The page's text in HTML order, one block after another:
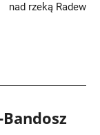
nad rzeką Radew